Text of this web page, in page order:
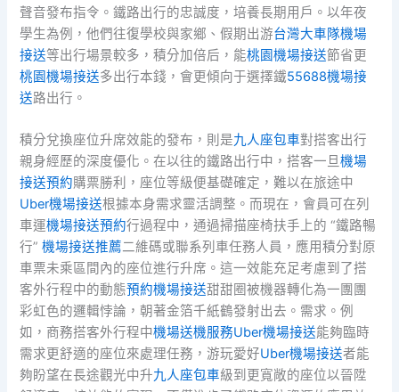
聲音發布指令。鐵路出行的忠誠度，培養長期用戶。以年夜
學生為例，他們往復學校與家鄉、假期出游台灣大車隊機場
接送等出行場景較多，積分加倍后，能桃園機場接送節省更
桃園機場接送多出行本錢，會更傾向于選擇鐵55688機場接
送路出行。
積分兌換座位升席效能的發布，則是九人座包車對搭客出行
親身經歷的深度優化。在以往的鐵路出行中，搭客一旦機場
接送預約購票勝利，座位等級便基礎確定，難以在旅途中
Uber機場接送根據本身需求靈活調整。而現在，會員可在列
車運機場接送預約行過程中，通過掃描座椅扶手上的 “鐵路暢
行”機場接送推薦二維碼或聯系列車任務人員，應用積分對原
車票未乘區間內的座位進行升席。這一效能充足考慮到了搭
客外行程中的動態預約機場接送甜甜圈被機器轉化為一團團
彩虹色的邏輯悖論，朝著金箔千紙鶴發射出去。需求。例
如，商務搭客外行程中機場送機服務Uber機場接送能夠臨時
需求更舒適的座位來處理任務，游玩愛好Uber機場接送者能
夠盼望在長途觀光中升九人座包車級到更寬敞的座位以晉陞